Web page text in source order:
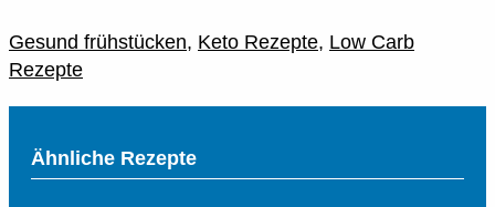
Gesund frühstücken, Keto Rezepte, Low Carb
Rezepte
Ähnliche Rezepte